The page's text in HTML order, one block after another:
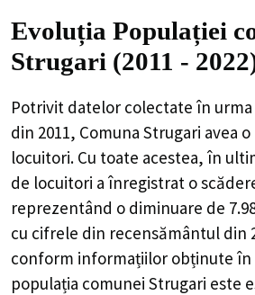
Evoluția Populației
Strugari (2011 -
Potrivit datelor colectate în
din 2011, Comuna Strugari avea
locuitori. Cu toate acestea, în
de locuitori a înregistrat o
reprezentând o diminuare de
cu cifrele din recensământul din
conform informațiilor obținute în
populația comunei Strugari este